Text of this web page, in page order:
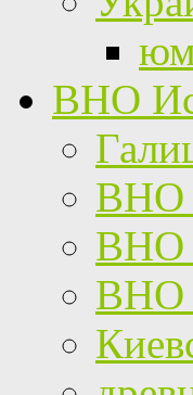
ВНО
ВНО
ВНО
ВНО